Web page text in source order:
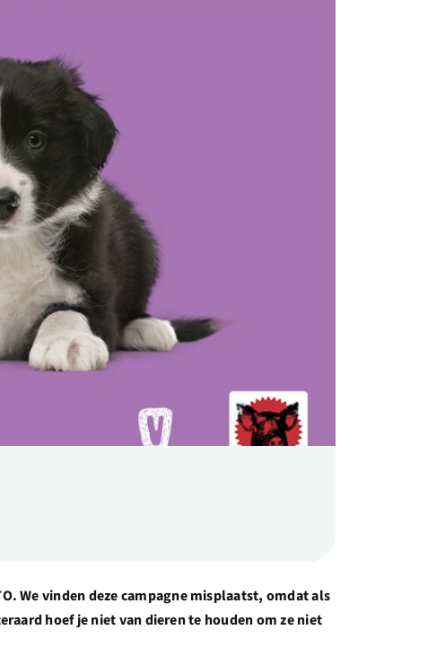
We vinden deze campagne misplaatst, omdat als
hoef je niet van dieren te houden om ze niet